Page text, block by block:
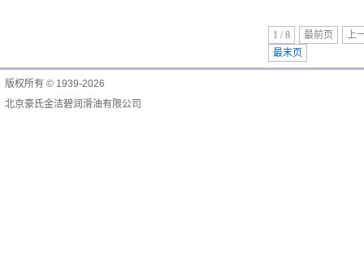
1 / 8 最前页
上
最末页
版权所有 © 1939-2026
北京豪氏金洁碧润滑油有限公司